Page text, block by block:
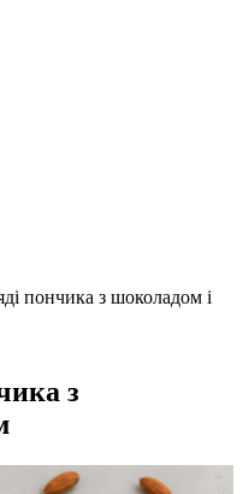
пончика з шоколадом і
з